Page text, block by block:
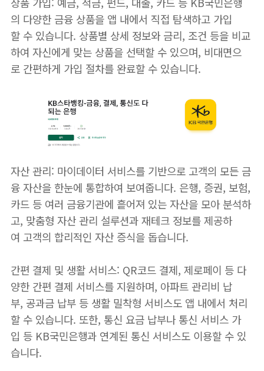
의 다양한 금융 상품을 앱 내에서 직접 탐색하고 가입
할 수 있습니다. 상품별 상세 정보와 금리, 조건 등을 비교
하여 자신에게 맞는 상품을 선택할 수 있으며, 비대면으
로 간편하게 가입 절차를 완료할 수 있습니다.
자산 관리: 마이데이터 서비스를 기반으로 고객의 모든 금
융 자산을 한눈에 통합하여 보여줍니다. 은행, 증권, 보험,
카드 등 여러 금융기관에 흩어져 있는 자산을 모아 분석하
고, 맞춤형 자산 관리 설루션과 재테크 정보를 제공하
여 고객의 합리적인 자산 증식을 돕습니다.
간편 결제 및 생활 서비스: QR코드 결제, 제로페이 등 다
양한 간편 결제 서비스를 지원하며, 아파트 관리비 납
부, 공과금 납부 등 생활 밀착형 서비스도 앱 내에서 처리
할 수 있습니다. 또한, 통신 요금 납부나 통신 서비스 가
입 등 KB국민은행과 연계된 통신 서비스도 이용할 수 있
습니다.